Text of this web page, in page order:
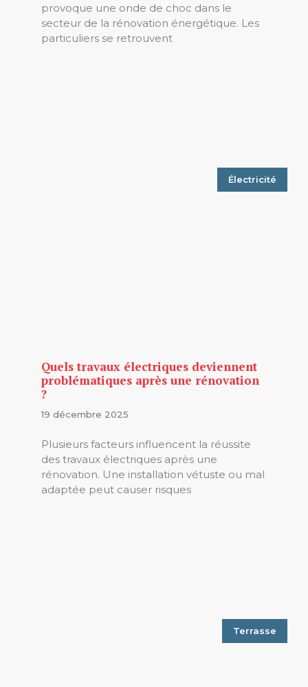
provoque une onde de choc dans le
secteur de la rénovation énergétique. Les
particuliers se retrouvent
Électricité
Quels travaux électriques deviennent
problématiques après une rénovation
?
19 décembre 2025
Plusieurs facteurs influencent la réussite
des travaux électriques après une
rénovation. Une installation vétuste ou mal
adaptée peut causer risques
Terrasse